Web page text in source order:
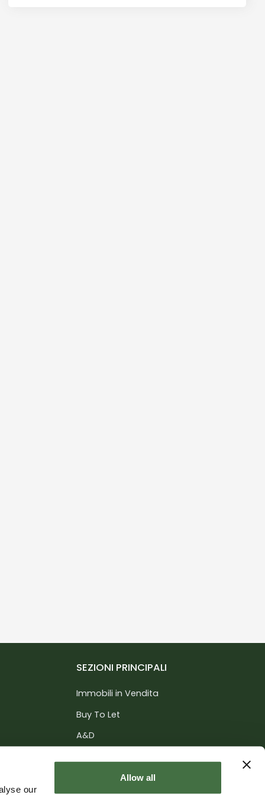
our
Allow all
SEZIONI PRINCIPALI
Immobili in Vendita
Buy To Let
A&D
Informazioni